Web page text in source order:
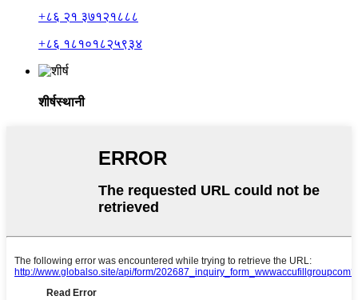
+८६ २१ ३७१२१८८८
+८६ १८१०१८२५९३४
शीर्षस्थानी